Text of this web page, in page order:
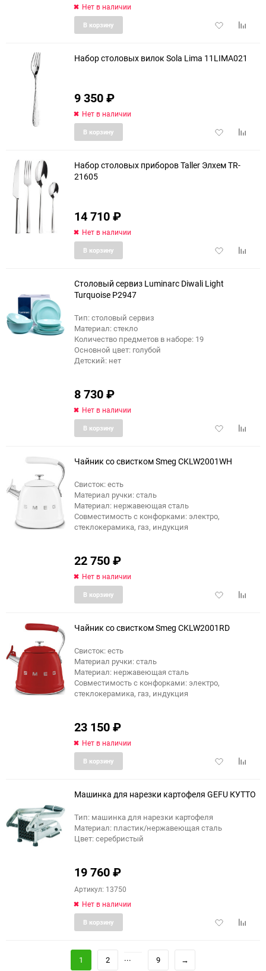
Нет в наличии
Добавить
В корзину
Набор столовых вилок Sola Lima 11LIMA021
9 350₽
Нет в наличии
Добавить
В корзину
Набор столовых приборов Taller Элхем TR-
21605
14 710₽
Нет в наличии
Добавить
В корзину
Столовый сервиз Luminarc Diwali Light
Turquoise P2947
Тип: столовый сервиз
Материал: стекло
Количество предметов в наборе: 19
Основной цвет: голубой
Детский: нет
8 730₽
Нет в наличии
Добавить
В корзину
еще 1 фото
Чайник со свистком Smeg CKLW2001WH
Свисток: есть
Материал ручки: сталь
Материал: нержавеющая сталь
Совместимость с конфорками: электро,
стеклокерамика, газ, индукция
22 750₽
Нет в наличии
Добавить
В корзину
еще 1 фото
Чайник со свистком Smeg CKLW2001RD
Свисток: есть
Материал ручки: сталь
Материал: нержавеющая сталь
Совместимость с конфорками: электро,
стеклокерамика, газ, индукция
23 150₽
Нет в наличии
Добавить
В корзину
Машинка для нарезки картофеля GEFU КУТТО
Тип: машинка для нарезки картофеля
Материал: пластик/нержавеющая сталь
Цвет: серебристый
19 760₽
Артикул: 13750
Нет в наличии
Добавить
В корзину
1 2 ... 9 →